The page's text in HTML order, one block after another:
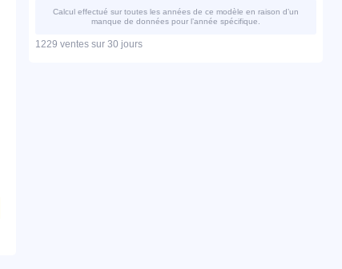
Calcul effectué sur toutes les années de ce modèle en raison d’un
manque de données pour l’année spécifique.
1229 ventes sur 30 jours